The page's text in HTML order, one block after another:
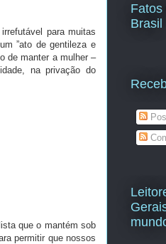
para muitas
”ato de gentileza e
de manter a mulher –
na privação do
que o mantém sob
permitir que nossos
Fatos
Brasil